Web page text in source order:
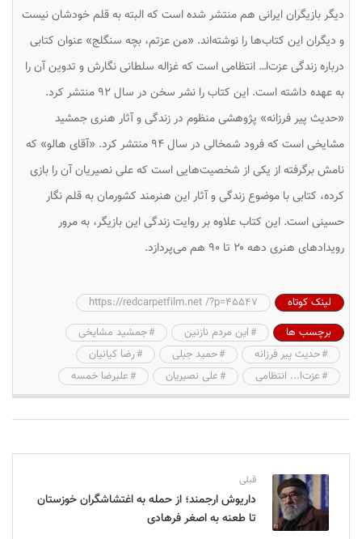
دیگر بازیگران ایرانی هم منتشر شده است که البته به قلم خودشان نیست
و دیگران این کتاب‌ها را نوشته‌اند. «من عزتم، بچه سنگلج» عنوان کتابی
درباره زندگی عزت‌ا… انتظامی است که غزاله سلطانی نگارش و تدوین آن را
به عهده داشته است. این کتاب را نشر سخن در سال ۹۲ منتشر کرد.
«حدیث پیر فرزانه» پژوهشی منظوم در زندگی و آثار هنری جمشید
مشایخی است که فرود شمخالی در سال ۹۴ منتشر کرد. «آقای هالو» که
نامش برگرفته از یکی از شخصیت‌هایی است که علی نصیریان آن را بازی
کرده‌، کتابی با موضوع زندگی و آثار این هنرمند کشورمان به قلم نگار
حسینی است. این کتاب علاوه بر روایت زندگی این بازیگر، به مرور
رویدادهای هنری دهه ۲۰ تا ۹۰ هم می‌پردازد.
لینک کوتاه
https://redcarpetfilm.net /?p=45547
برچسب ها
این مردم نازنین
جمشید مشایخی
حدیث پیر فرزانه
حمید جبلی
رضا کیانیان
عزت‌ا... انتظامی
علی نصیریان علیرضا خمسه
قبلی
داریوش ارجمند؛ از حمله به اغتشاشگران خوزستان
تا طعنه به اصغر فرهادی